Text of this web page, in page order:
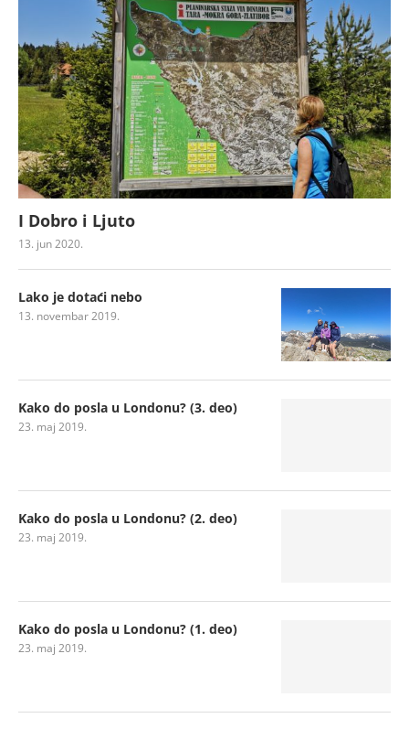
I Dobro i Ljuto
13. jun 2020.
Lako je dotaći nebo
13. novembar 2019.
Kako do posla u Londonu? (3. deo)
23. maj 2019.
Kako do posla u Londonu? (2. deo)
23. maj 2019.
Kako do posla u Londonu? (1. deo)
23. maj 2019.